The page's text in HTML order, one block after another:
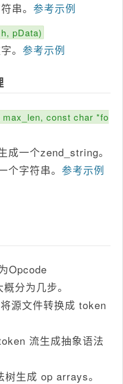
串。 参考示例
pData)
。 参考示例
const char *fo
成一个zend_string。
字符串。 参考示例
Opcode
分为几步。
源文件转换成 token
流生成抽象语法
生成 op arrays。